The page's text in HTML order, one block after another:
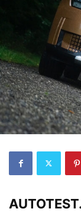
AUTOTEST.